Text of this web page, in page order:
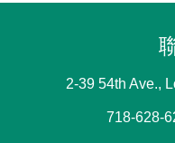
2-39 54th Ave.,
718-628-